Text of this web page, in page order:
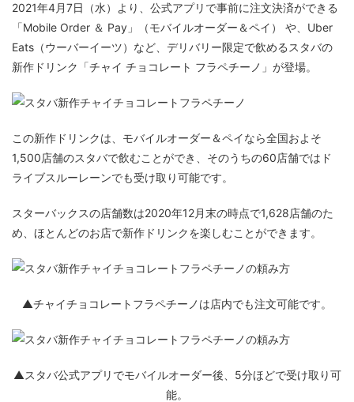
2021年4月7日（水）より、公式アプリで事前に注文決済ができる
「Mobile Order ＆ Pay」（モバイルオーダー＆ペイ） や、Uber
Eats（ウーバーイーツ）など、デリバリー限定で飲めるスタバの
新作ドリンク「チャイ チョコレート フラペチーノ」が登場。
この新作ドリンクは、モバイルオーダー＆ペイなら全国およそ
1,500店舗のスタバで飲むことができ、そのうちの60店舗ではド
ライブスルーレーンでも受け取り可能です。
スターバックスの店舗数は2020年12月末の時点で1,628店舗のた
め、ほとんどのお店で新作ドリンクを楽しむことができます。
▲チャイチョコレートフラペチーノは店内でも注文可能です。
▲スタバ公式アプリでモバイルオーダー後、5分ほどで受け取り可
能。